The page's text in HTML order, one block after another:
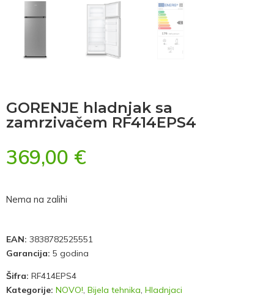
GORENJE hladnjak sa
zamrzivačem RF414EPS4
369,00 €
Nema na zalihi
EAN: 3838782525551
Garancija: 5 godina
Šifra: RF414EPS4
Kategorije: NOVO!, Bijela tehnika, Hladnjaci